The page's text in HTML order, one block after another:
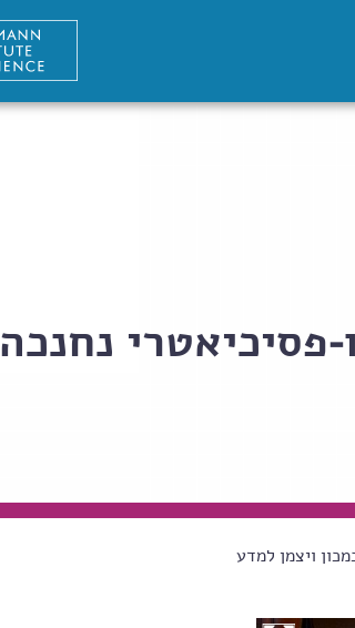
פסיכיאטרי נחנכה
ויצמן למדע